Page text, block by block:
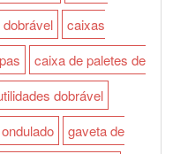
caixas
caixa de paletes de
dobrável
gaveta de